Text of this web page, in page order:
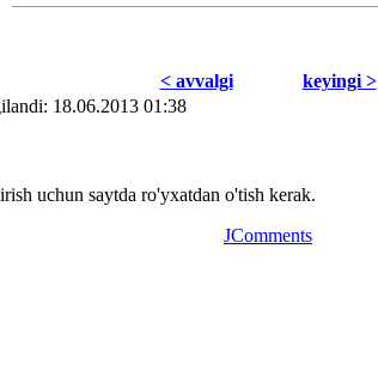
< avvаlgi
kеyingi >
18.06.2013 01:38
uchun saytda ro'yxatdan o'tish kerak.
JComments